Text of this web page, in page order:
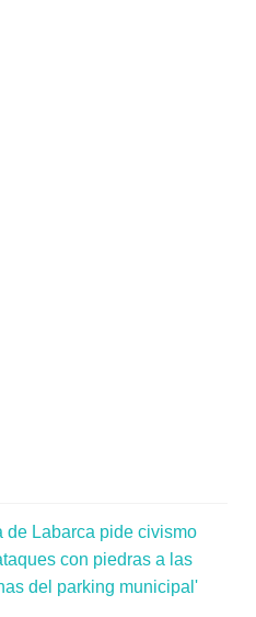
de Labarca pide civismo
con piedras a las
del parking municipal'